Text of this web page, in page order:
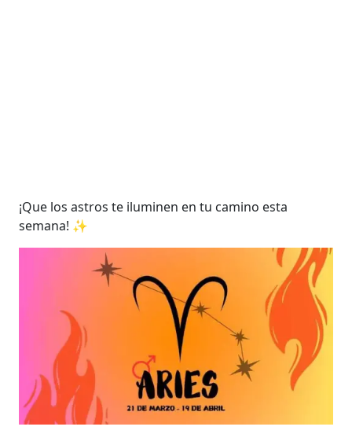
¡Que los astros te iluminen en tu camino esta
semana! ✨